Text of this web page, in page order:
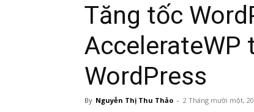
Tăng tốc
AccelerateWP
WordPress
By Nguyễn Thị Thu Thảo - 2 Tháng mười một,